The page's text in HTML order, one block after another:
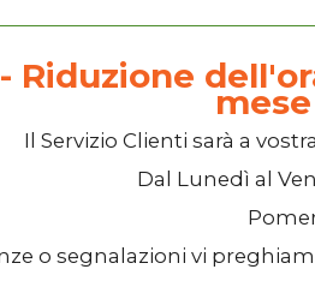
Riduzione
Il Servizio Clienti sarà a
Dal Lunedì al
o segnalazioni vi